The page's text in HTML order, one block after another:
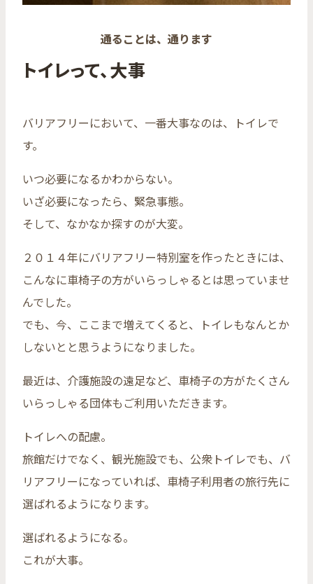
通ることは、通ります
トイレって、大事
バリアフリーにおいて、一番大事なのは、トイレで
す。
いつ必要になるかわからない。
いざ必要になったら、緊急事態。
そして、なかなか探すのが大変。
２０１４年にバリアフリー特別室を作ったときには、
こんなに車椅子の方がいらっしゃるとは思っていませ
んでした。
でも、今、ここまで増えてくると、トイレもなんとか
しないとと思うようになりました。
最近は、介護施設の遠足など、車椅子の方がたくさん
いらっしゃる団体もご利用いただきます。
トイレへの配慮。
旅館だけでなく、観光施設でも、公衆トイレでも、バ
リアフリーになっていれば、車椅子利用者の旅行先に
選ばれるようになります。
選ばれるようになる。
これが大事。